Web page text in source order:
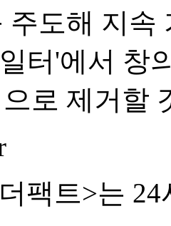
주도해 지속
터'에서 창
로 제거할
팩트>는